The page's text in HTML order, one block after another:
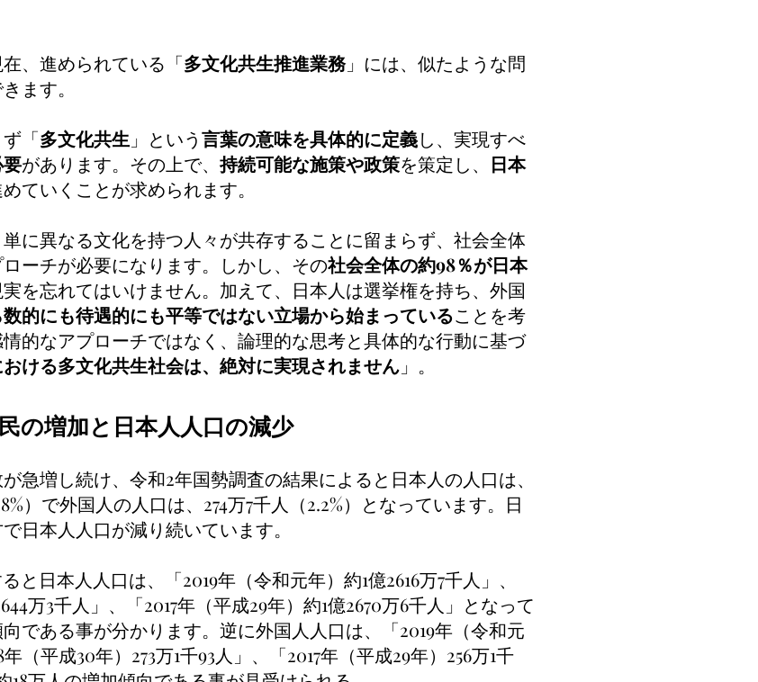
、進められている「多文化共生推進業務」には、似たような問
ます。
「多文化共生 」という言葉の意味を具体的に定義し、実現すべ
があります。その上で、 持続可能な施策や政策を策定し、
日本
ていくことが求められます。
に異なる文化を持つ人々が共存することに留まらず、社会全体
ーチが必要になります。しかし、その社会全体の約98％が日本
を忘れてはいけません。加えて、日本人は選挙権を持ち、外国
的にも待遇的にも平等ではない立場から始まっていることを考
情的なアプローチではなく、論理的な思考と具体的な行動に基づ
おける多文化共生社会は、絶対に実現されません 」。
の増加と日本人人口の減少
急増し続け、令和2年国勢調査の結果によると日本人の人口は、
）で外国人の人口は、274万7千人（2.2%）となっています。日
日本人人口が減り続いています。
と日本人人口は、「2019年（令和元年）約1億2616万7千人」、
万3千人」、「2017年（平成29年）約1億2670万6千人」となって
である事が分かります。逆に外国人人口は、「2019年（令和元
（平成30年）273万1千93人」、「2017年（平成29年）256万1千